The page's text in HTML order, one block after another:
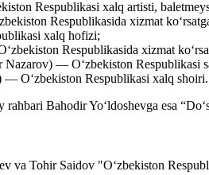
Respublikasi xalq artisti,
Respublikasida xizmat
xalq hofizi;
Respublikasida xizmat
— O‘zbekiston Respublikasi
O‘zbekiston Respublikasi xalq shoiri.
Bahodir Yoʻldoshevga esa
va Tohir Saidov "O‘zbekiston